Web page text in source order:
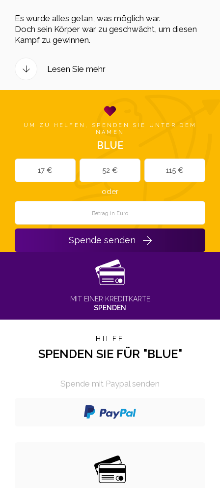
Es wurde alles getan, was möglich war.
Doch sein Körper war zu geschwächt, um diesen
Kampf zu gewinnen.
Lesen Sie mehr
UM ZU HELFEN, SPENDEN SIE UNTER DEM
NAMEN
BLUE
17 € 52 € 115 €
oder
Spende senden
MIT EINER KREDITKARTE
SPENDEN
HILFE
SPENDEN SIE FÜR "BLUE"
Spende mit Paypal senden